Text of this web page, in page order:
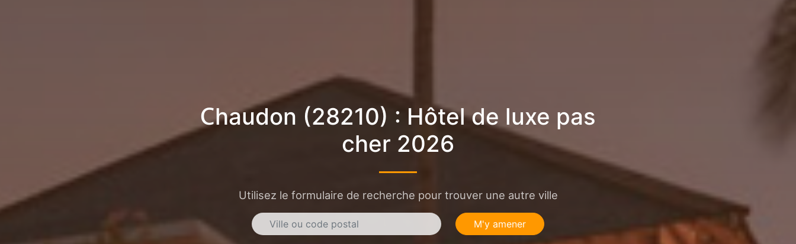
Chaudon (28210) : Hôtel de luxe pas
cher 2026
Utilisez le formulaire de recherche pour trouver une autre ville
M'y amener